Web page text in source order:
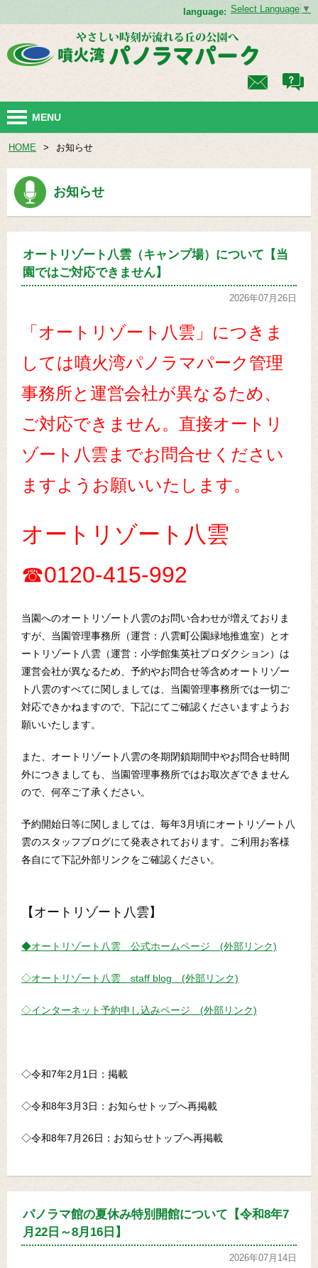
language: Select Language ▼
MENU
HOME > お知らせ
お知らせ
オートリゾート八雲（キャンプ場）について【当
園ではご対応できません】
2026年07月26日
「オートリゾート八雲」につきま
しては噴火湾パノラマパーク管理
事務所と運営会社が異なるため、
ご対応できません。直接オートリ
ゾート八雲までお問合せください
ますようお願いいたします。
オートリゾート八雲
☎0120-415-992
当園へのオートリゾート八雲のお問い合わせが増えておりま
すが、当園管理事務所（運営：八雲町公園緑地推進室）とオ
ートリゾート八雲（運営：小学館集英社プロダクション）は
運営会社が異なるため、予約やお問合せ等含めオートリゾー
ト八雲のすべてに関しましては、当園管理事務所では一切ご
対応できかねますので、下記にてご確認くださいますようお
願いいたします。
また、オートリゾート八雲の冬期閉鎖期間中やお問合せ時間
外につきましても、当園管理事務所ではお取次ぎできません
ので、何卒ご了承ください。
予約開始日等に関しましては、毎年3月頃にオートリゾート八
雲のスタッフブログにて発表されております。ご利用お客様
各自にて下記外部リンクをご確認ください。
【オートリゾート八雲】
◆オートリゾート八雲 公式ホームページ (外部リンク)
◇オートリゾート八雲 staff blog (外部リンク)
◇インターネット予約申し込みページ (外部リンク)
◇令和7年2月1日：掲載
◇令和8年3月3日：お知らせトップへ再掲載
◇令和8年7月26日：お知らせトップへ再掲載
パノラマ館の夏休み特別開館について【令和8年7
月22日～8月16日】
2026年07月14日